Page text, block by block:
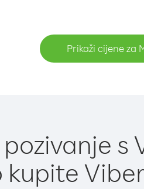
Prikaži cijene za
s
kupite